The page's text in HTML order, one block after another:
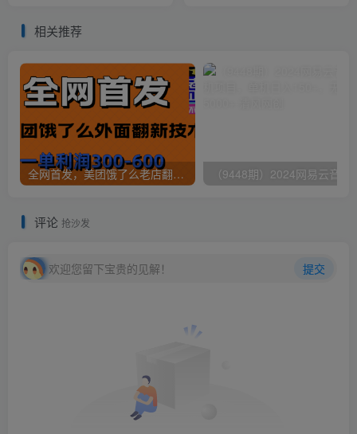
相关推荐
全网首发，美团饿了么老店翻新最新技术，一单利润300-600
评论 抢沙发
欢迎您留下宝贵的见解！ 提交